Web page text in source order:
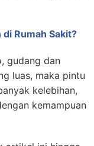
di Rumah Sakit?
gudang dan
luas, maka pintu
kelebihan,
kemampuan